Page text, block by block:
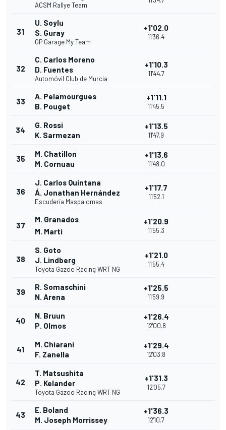
ACSM Rallye Team
31
U. Soylu
S. Guray
GP Garage My Team
+1'02.0
11'36.4
32
C. Carlos Moreno
D. Fuentes
Automóvil Club de Murcia
+1'10.3
11'44.7
33
A. Pelamourgues
B. Pouget
+1'11.1
11'45.5
34
G. Rossi
K. Sarmezan
+1'13.5
11'47.9
35
M. Chatillon
M. Cornuau
+1'13.6
11'48.0
36
J. Carlos Quintana
Á. Jonathan Hernández
Escudería Maspalomas
+1'17.7
11'52.1
37
M. Granados
M. Marti
+1'20.9
11'55.3
38
S. Goto
J. Lindberg
Toyota Gazoo Racing WRT NG
+1'21.0
11'55.4
39
R. Somaschini
N. Arena
+1'25.5
11'59.9
40
N. Bruun
P. Olmos
+1'26.4
12'00.8
41
M. Chiarani
F. Zanella
+1'29.4
12'03.8
42
T. Matsushita
P. Kelander
Toyota Gazoo Racing WRT NG
+1'31.3
12'05.7
43
E. Boland
M. Joseph Morrissey
+1'36.3
12'10.7